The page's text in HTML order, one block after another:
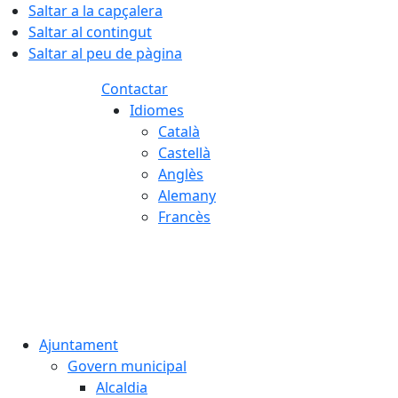
Saltar a la capçalera
Saltar al contingut
Saltar al peu de pàgina
Contactar
Idiomes
Català
Castellà
Anglès
Alemany
Francès
Ajuntament
Govern municipal
Alcaldia